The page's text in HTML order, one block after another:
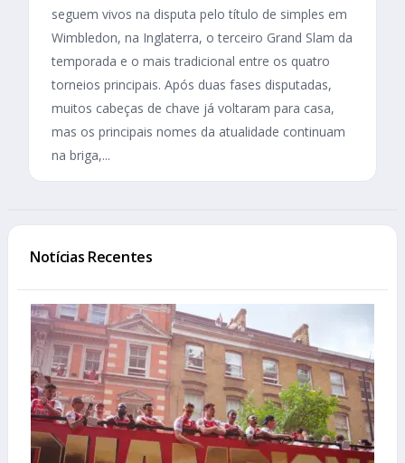
seguem vivos na disputa pelo título de simples em
Wimbledon, na Inglaterra, o terceiro Grand Slam da
temporada e o mais tradicional entre os quatro
torneios principais. Após duas fases disputadas,
muitos cabeças de chave já voltaram para casa,
mas os principais nomes da atualidade continuam
na briga,...
Notícias Recentes